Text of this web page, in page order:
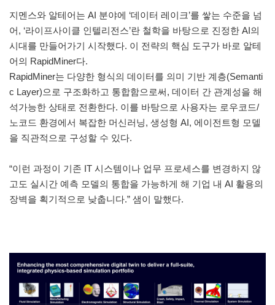
지멘스와 알테어는 AI 분야에 ‘데이터 레이크’를 쌓는 수준을 넘
어, ‘라이프사이클 인텔리전스’란 철학을 바탕으로 진정한 AI의
시대를 만들어가기 시작했다. 이 전략의 핵심 도구가 바로 알테
어의 RapidMiner다.
RapidMiner는 다양한 형식의 데이터를 의미 기반 계층(Semanti
c Layer)으로 구조화하고 통합함으로써, 데이터 간 관계성을 해
석가능한 상태로 전환한다. 이를 바탕으로 사용자는 로우코드/
노코드 환경에서 복잡한 머신러닝, 생성형 AI, 에이전트형 모델
을 직관적으로 구성할 수 있다.
“이런 과정이 기존 IT 시스템이나 업무 프로세스를 변경하지 않
고도 실시간 예측 모델의 통합을 가능하게 해 기업 내 AI 활용의
장벽을 획기적으로 낮춥니다.” 샘이 말했다.